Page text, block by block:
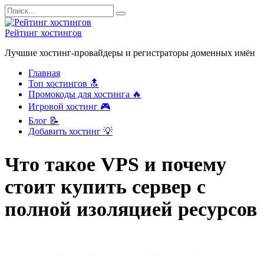
Перейти
к
содержанию
Search
for:
Рейтинг хостингов
Лучшие хостинг-провайдеры и регистраторы доменных имён
Главная
Топ хостингов 🔝
Промокоды для хостинга 🔥
Игровой хостинг 🎮
Блог 📝
Добавить хостинг 💡
Что такое VPS и почему
стоит купить сервер с
полной изоляцией ресурсов